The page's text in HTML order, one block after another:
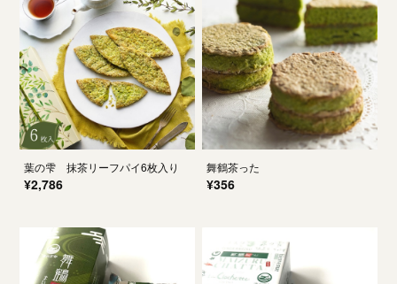
葉の雫 抹茶リーフパイ6枚入り
¥2,786
舞鶴茶った
¥356